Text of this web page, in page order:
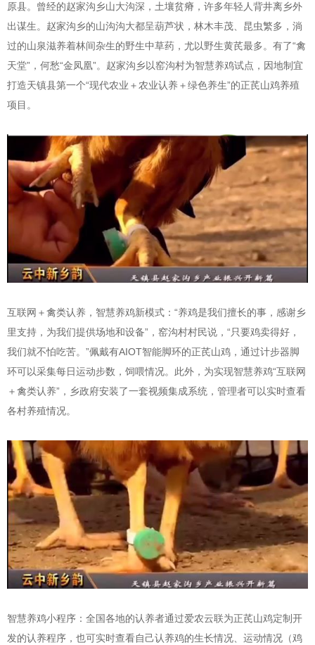
原县。曾经的赵家沟乡山大沟深，土壤贫瘠，许多年轻人背井离乡外
出谋生。赵家沟乡的山沟沟大都呈葫芦状，林木丰茂、昆虫繁多，淌
过的山泉滋养着林间杂生的野生中草药，尤以野生黄芪最多。有了“禽
天堂”，何愁“金凤凰”。赵家沟乡以窑沟村为智慧养鸡试点，因地制宜
打造天镇县第一个“现代农业＋农业认养＋绿色养生”的正芪山鸡养殖
项目。
互联网＋禽类认养，智慧养鸡新模式：“养鸡是我们擅长的事，感谢乡
里支持，为我们提供场地和设备”，窑沟村村民说，“只要鸡卖得好，
我们就不怕吃苦。”佩戴有AIOT智能脚环的正芪山鸡，通过计步器脚
环可以采集每日运动步数，饲喂情况。此外，为实现智慧养鸡“互联网
＋禽类认养”，乡政府安装了一套视频集成系统，管理者可以实时查看
各村养殖情况。
智慧养鸡小程序：全国各地的认养者通过爱农云联为正芪山鸡定制开
发的认养程序，也可实时查看自己认养鸡的生长情况、运动情况（鸡